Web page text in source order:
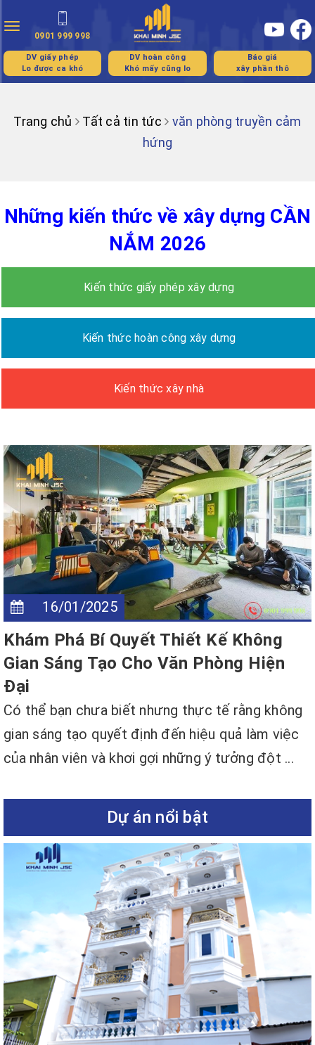
Toggle
navigation
0901 999 998
DV giấy phép
Lo được ca khó
DV hoàn công
Khó mấy cũng lo
Báo giá
xây phần thô
Trang chủ Tất cả tin tức
văn phòng truyền cảm
hứng
Những kiến thức về xây dựng CẦN
NẮM 2026
Kiến thức giấy phép xây dựng
Kiến thức hoàn công xây dựng
Kiến thức xây nhà
16/01/2025
Khám Phá Bí Quyết Thiết Kế Không
Gian Sáng Tạo Cho Văn Phòng Hiện
Đại
Có thể bạn chưa biết nhưng thực tế rằng không
gian sáng tạo quyết định đến hiệu quả làm việc
của nhân viên và khơi gợi những ý tưởng đột ...
Dự án nổi bật